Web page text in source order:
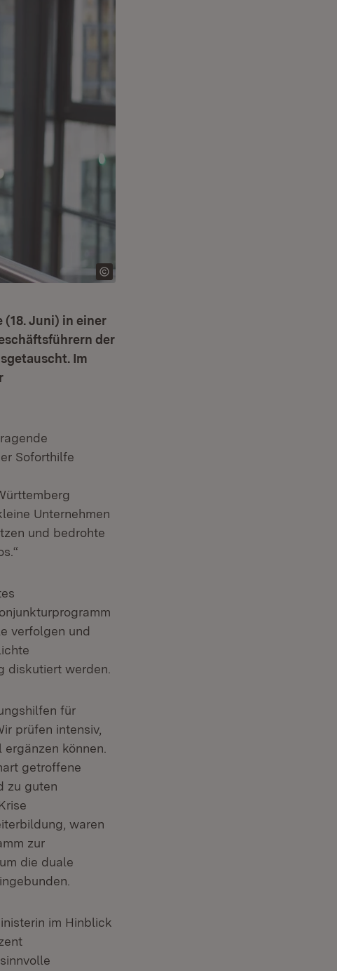
Juni) in einer
der
Im
Soforthilfe
Unternehmen
und bedrohte
verfolgen und
diskutiert werden.
für
prüfen intensiv,
können.
getroffene
zu guten
waren
zur
die duale
im Hinblick